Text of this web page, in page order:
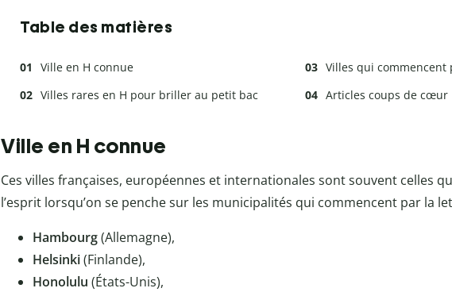
Table des matières
Ville en H connue
Villes rares en H pour briller au petit bac
Villes qui commencent
Articles coups de cœur
Ville en H connue
Ces villes françaises, européennes et internationales sont souvent celles
l’esprit lorsqu’on se penche sur les municipalités qui commencent par la
Hambourg(Allemagne),
Helsinki(Finlande),
Honolulu (États-Unis),